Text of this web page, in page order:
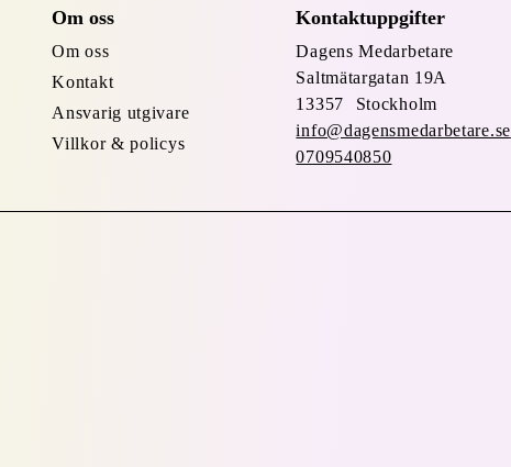
Om oss
Om oss
Kontakt
Ansvarig utgivare
Villkor & policys
Kontaktuppgifter
Dagens Medarbetare
Saltmätargatan 19A
13357 Stockholm
info@dagensmedarbetare.se
0709540850